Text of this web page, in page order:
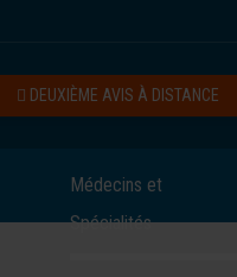
DEUXIÈME AVIS À DISTANCE
Médecins et
Spécialités